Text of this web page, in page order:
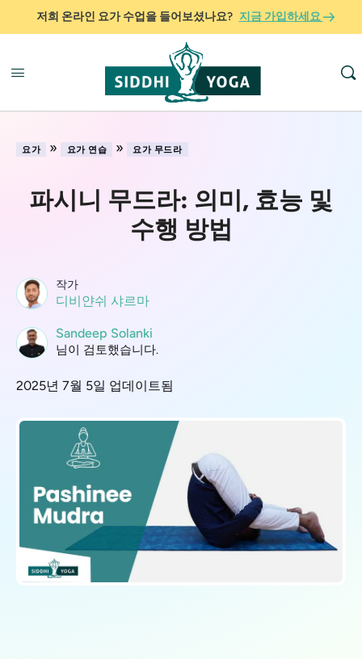
저희 온라인 요가 수업을 들어보셨나요? 지금 가입하세요
요가 » 요가 연습 » 요가 무드라
파시니 무드라: 의미, 효능 및
수행 방법
작가
디비얀쉬 샤르마
Sandeep Solanki
님이 검토했습니다.
2025년 7월 5일 업데이트됨